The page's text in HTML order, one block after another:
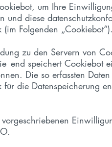
um Ihre
und diese
Folgenden „Cookiebot“).
zu den Servern von
end speichert Cookiebot
Die so erfassten
die Datenspeicherung